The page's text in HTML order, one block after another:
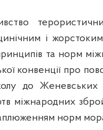
і
та норм
конвенції про
до
міжнародних
норм